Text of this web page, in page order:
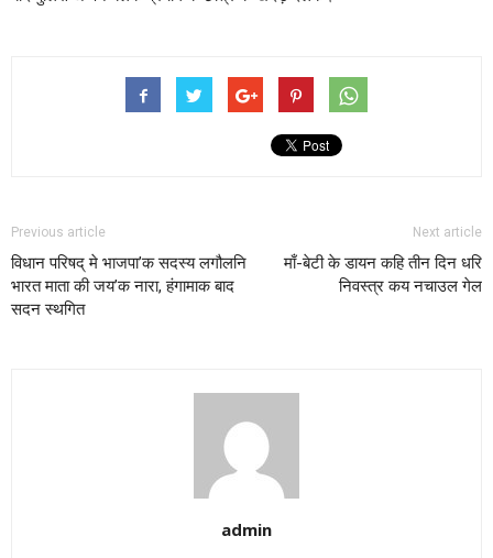
Previous article
विधान परिषद् मे भाजपा’क सदस्य लगौलनि
भारत माता की जय’क नारा, हंगामाक बाद
सदन स्थगित
Next article
माँ-बेटी के डायन कहि तीन दिन धरि
निवस्त्र कय नचाउल गेल
admin